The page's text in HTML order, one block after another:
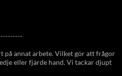
på annat arbete. Vilket gör att frågor
eller fjärde hand. Vi tackar djupt